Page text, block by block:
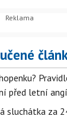
před letní
sluchátka za